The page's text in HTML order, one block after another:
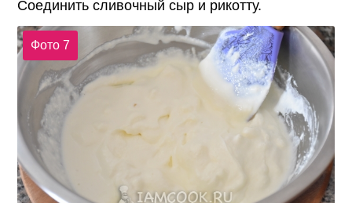
Соединить сливочный сыр и рикотту.
Фото 7